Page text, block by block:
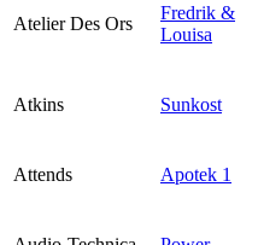
Atelier Des Ors
Fredrik &
Louisa
Atkins Sunkost
Attends Apotek 1